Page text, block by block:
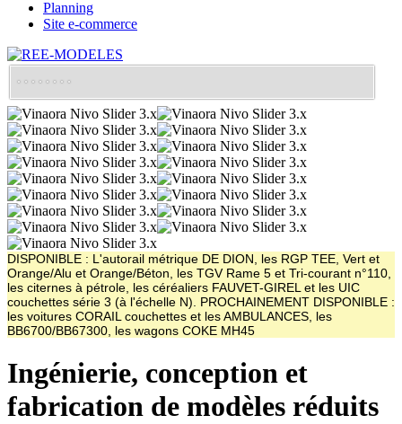
Planning
Site e-commerce
DISPONIBLE : L'autorail métrique DE DION, les RGP TEE, Vert et
Orange/Alu et Orange/Béton, les TGV Rame 5 et Tri-courant n°110,
les citernes à pétrole, les céréaliers FAUVET-GIREL et les UIC
couchettes série 3 (à l'échelle N). PROCHAINEMENT DISPONIBLE :
les voitures CORAIL couchettes et les AMBULANCES, les
BB6700/BB67300, les wagons COKE MH45
Ingénierie, conception et
fabrication de modèles réduits